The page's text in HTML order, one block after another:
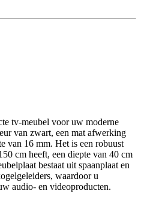
tv-meubel voor uw moderne
van zwart, een mat afwerking
van 16 mm. Het is een robuust
cm heeft, een diepte van 40 cm
bestaat uit spaanplaat en
waardoor u
audio- en videoproducten.